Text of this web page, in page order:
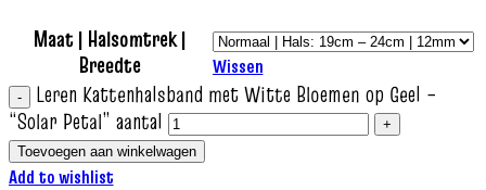
Maat | Halsomtrek |
Breedte
Wissen
Leren Kattenhalsband met Witte Bloemen op Geel –
“Solar Petal” aantal
Toevoegen aan winkelwagen
Add to wishlist